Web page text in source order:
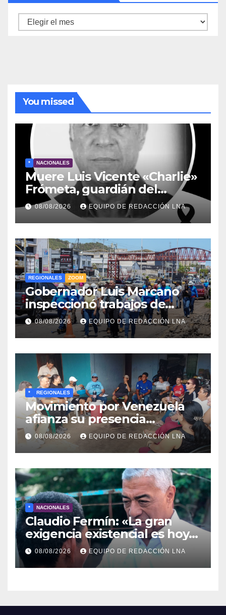
Archivo
You missed
* NACIONALES
Muere Luis Vicente «Charlie»
Frómeta, guardián del
legado musical de la Billo’s
Caracas Boys
08/08/2026 EQUIPO DE REDACCIÓN LNA
REGIONALES ZOOM
Gobernador Luis Marcano
inspeccionó trabajos de
rehabilitación en al Av.
Intercomunal
08/08/2026 EQUIPO DE REDACCIÓN LNA
* REGIONALES
Movimiento por Venezuela
afianza su presencia
comunitaria en La Ponderosa
y otras comunidades de
Anzoátegui
08/08/2026 EQUIPO DE REDACCIÓN LNA
* NACIONALES
Claudio Fermín: «La gran
exigencia existencial es hoy
la defensa de la soberanía»
08/08/2026 EQUIPO DE REDACCIÓN LNA